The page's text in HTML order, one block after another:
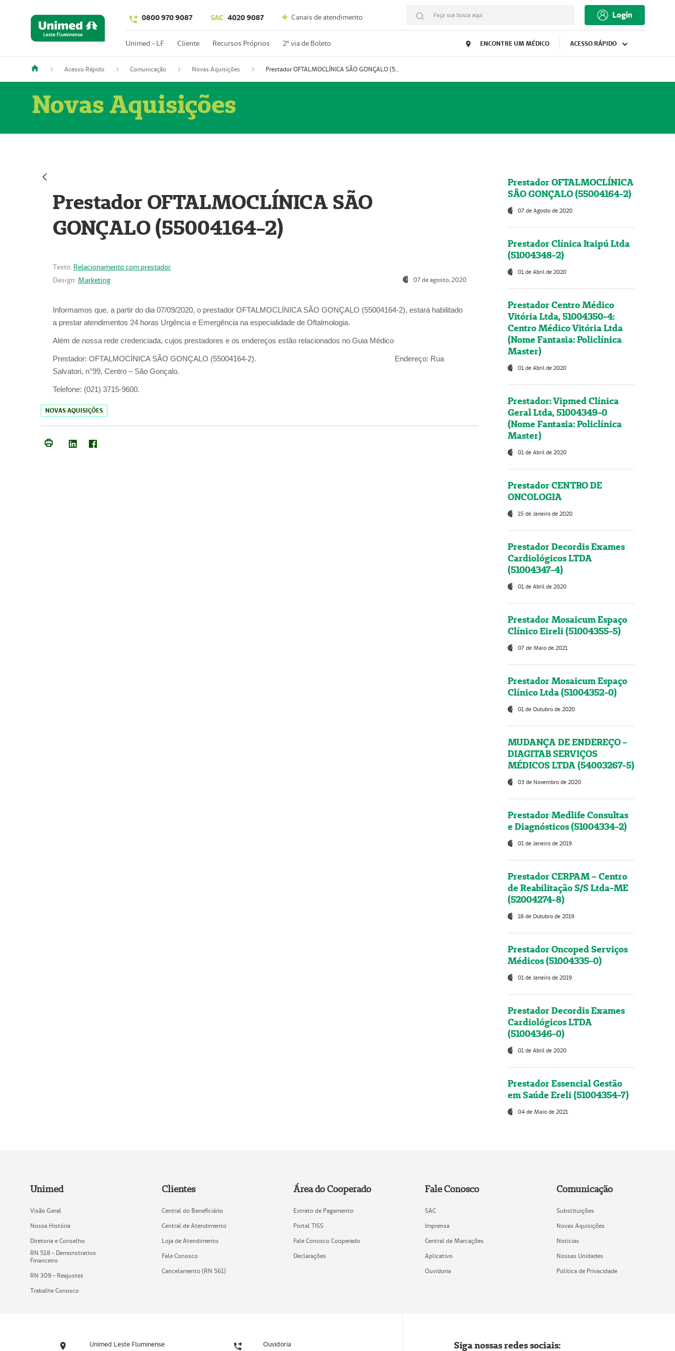
0800 970 9087 SAC 4020 9087 Canais de atendimento Faça sua busca aqui Login
Unimed - LF Cliente Recursos Próprios 2º via de Boleto ENCONTRE UM MÉDICO ACESSO RÁPIDO
Acesso Rápido Comunicação Novas Aquisições Prestador OFTALMOCLÍNICA SÃO GONÇALO (55004164-2)
Novas Aquisições
Prestador OFTALMOCLÍNICA SÃO
GONÇALO (55004164-2)
Texto: Relacionamento com prestador
Design: Marketing 07 de agosto, 2020
Informamos que, a partir do dia 07/09/2020, o prestador OFTALMOCLÍNICA SÃO GONÇALO (55004164-2), estará habilitado
a prestar atendimentos 24 horas Urgência e Emergência na especialidade de Oftalmologia.
Além de nossa rede credenciada, cujos prestadores e os endereços estão relacionados no Guia Médico
Prestador: OFTALMOCÍNICA SÃO GONÇALO (55004164-2). Endereço: Rua
Salvatori, n°99, Centro – São Gonçalo.
Telefone: (021) 3715-9600.
NOVAS AQUISIÇÕES
Prestador OFTALMOCLÍNICA
SÃO GONÇALO (55004164-2)
07 de Agosto de 2020
Prestador Clínica Itaipú Ltda
(51004348-2)
01 de Abril de 2020
Prestador Centro Médico
Vitória Ltda, 51004350-4:
Centro Médico Vitória Ltda
(Nome Fantasia: Policlínica
Master)
01 de Abril de 2020
Prestador: Vipmed Clínica
Geral Ltda, 51004349-0
(Nome Fantasia: Policlínica
Master)
01 de Abril de 2020
Prestador CENTRO DE
ONCOLOGIA
15 de Janeiro de 2020
Prestador Decordis Exames
Cardiológicos LTDA
(51004347-4)
01 de Abril de 2020
Prestador Mosaicum Espaço
Clínico Eireli (51004355-5)
07 de Maio de 2021
Prestador Mosaicum Espaço
Clínico Ltda (51004352-0)
01 de Outubro de 2020
MUDANÇA DE ENDEREÇO -
DIAGITAB SERVIÇOS
MÉDICOS LTDA (54003267-5)
03 de Novembro de 2020
Prestador Medlife Consultas
e Diagnósticos (51004334-2)
01 de Janeiro de 2019
Prestador CERPAM – Centro
de Reabilitação S/S Ltda-ME
(52004274-8)
18 de Outubro de 2019
Prestador Oncoped Serviços
Médicos (51004335-0)
01 de Janeiro de 2019
Prestador Decordis Exames
Cardiológicos LTDA
(51004346-0)
01 de Abril de 2020
Prestador Essencial Gestão
em Saúde Ereli (51004354-7)
04 de Maio de 2021
Unimed
Visão Geral
Nossa História
Diretoria e Conselho
RN 518 - Demonstrativo
Financeiro
RN 309 - Reajustes
Trabalhe Conosco
Clientes
Central do Beneficiário
Central de Atendimento
Loja de Atendimento
Fale Conosco
Cancelamento (RN 561)
Área do Cooperado
Extrato de Pagamento
Portal TISS
Fale Conosco Cooperado
Declarações
Fale Conosco
SAC
Imprensa
Central de Marcações
Aplicativo
Ouvidoria
Comunicação
Substituições
Novas Aquisições
Notícias
Nossas Unidades
Política de Privacidade
Unimed Leste Fluminense Ouvidoria Siga nossas redes sociais: